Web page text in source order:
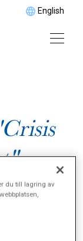
English
du till lagring av